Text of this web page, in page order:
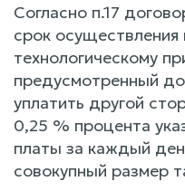
Согласно п.17
срок
технологическому
предусмотренный
уплатить другой
0,25 % процента
платы за каждый
совокупный размер